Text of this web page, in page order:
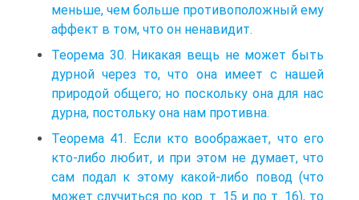
меньше, чем больше противоположный ему
аффект в том, что он ненавидит.
Теорема 30. Никакая вещь не может быть
дурной через то, что она имеет с нашей
природой общего; но поскольку она для нас
дурна, постольку она нам противна.
Теорема 41. Если кто воображает, что его
кто-либо любит, и при этом не думает, что
сам подал к этому какой-либо повод (что
может случиться по кор. т. 15 и по т. 16), то